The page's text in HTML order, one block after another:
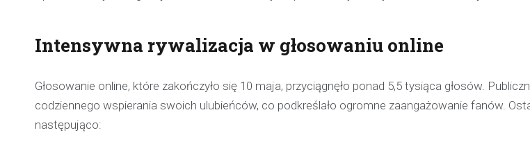
Intensywna rywalizacja w głosowaniu online
Głosowanie online, które zakończyło się 10 maja, przyciągnęło ponad 5,5 tysiąca głosów.
codziennego wspierania swoich ulubieńców, co podkreślało ogromne zaangażowanie fanów.
następująco:
31 marca
W trakcie